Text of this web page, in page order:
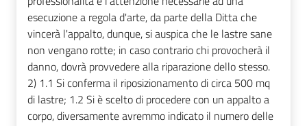
esecuzione a regola d'arte, da parte della Ditta che
vincerà l'appalto, dunque, si auspica che le lastre sane
non vengano rotte; in caso contrario chi provocherà il
danno, dovrà provvedere alla riparazione dello stesso.
2) 1.1 Si conferma il riposizionamento di circa 500 mq
di lastre; 1.2 Si è scelto di procedere con un appalto a
corpo, diversamente avremmo indicato il numero delle